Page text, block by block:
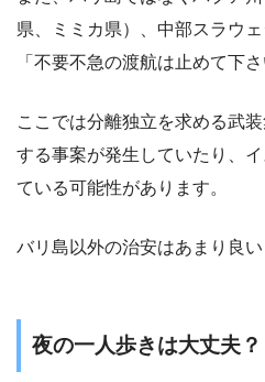
県、ミミカ県）、中部スラウ
「不要不急の渡航は止めて下
ここでは分離独立を求める武
する事案が発生していたり、
ている可能性があります。
バリ島以外の治安はあまり良い
夜の一人歩きは大丈夫？